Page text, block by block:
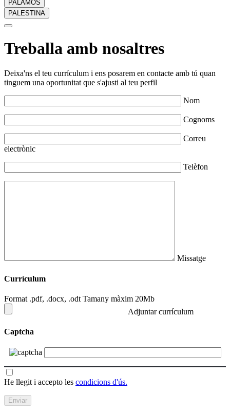
PALAMÓS
PALESTINA
Treballa amb nosaltres
Deixa'ns el teu currículum i ens posarem en contacte amb tú quan
tinguem una oportunitat que s'ajusti al teu perfil
Nom
Cognoms
Correu
electrònic
Telèfon
Missatge
Currículum
Format .pdf, .docx, .odt Tamany màxim 20Mb
Adjuntar currículum
Captcha
He llegit i accepto les condicions d'ús.